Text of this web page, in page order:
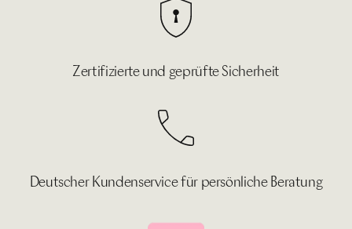
Zertifizierte und geprüfte Sicherheit
Deutscher Kundenservice für persönliche Beratung